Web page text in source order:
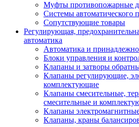
Муфты противопожарные
Системы автоматического
Сопутствующие товары
Регулирующая,
автоматика
Автоматика и
Блоки управления и
Клапаны и затворы
Клапаны регулирующие,
комплектующие
Клапаны смесительные,
смесительные и
Клапаны
Клапаны, краны